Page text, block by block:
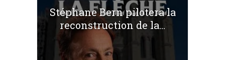
Stéphane Bern pilotera la
reconstruction de la...